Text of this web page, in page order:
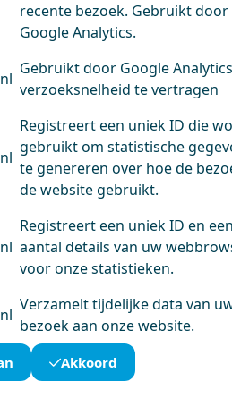
recente bezoek. Gebruikt door
Google Analytics.
Gebruikt door Google
verzoeksnelheid te vertragen
Registreert een uniek ID die
gebruikt om statistische
te genereren over hoe de
de website gebruikt.
Registreert een uniek ID en
aantal details van uw
voor onze statistieken.
Verzamelt tijdelijke data van
bezoek aan onze website.
Akkoord